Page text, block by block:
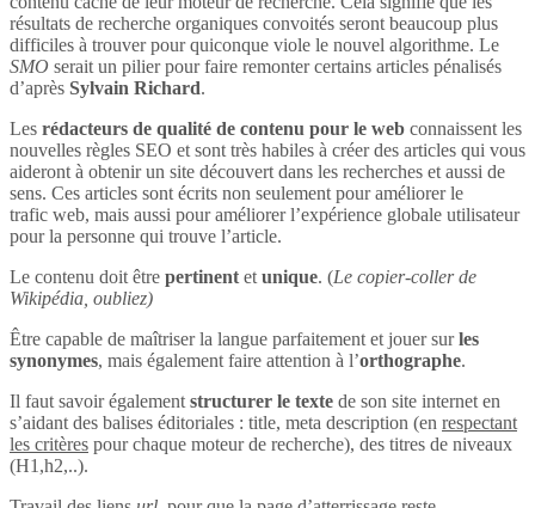
résultats de recherche organiques convoités seront beaucoup plus
difficiles à trouver pour quiconque viole le nouvel algorithme. Le
SMO serait un pilier pour faire remonter certains articles pénalisés
d’après Sylvain Richard.
Les rédacteurs de qualité de contenu pour le web connaissent les
nouvelles règles SEO et sont très habiles à créer des articles qui vous
aideront à obtenir un site découvert dans les recherches et aussi de
sens. Ces articles sont écrits non seulement pour améliorer le
trafic web, mais aussi pour améliorer l’expérience globale utilisateur
pour la personne qui trouve l’article.
Le contenu doit être pertinent et unique. (Le copier-coller de
Wikipédia, oubliez)
Être capable de maîtriser la langue parfaitement et jouer surles
synonymes, mais également faire attention à l’orthographe.
Il faut savoir également structurer le texte de son site internet en
s’aidant des balises éditoriales : title, meta description (en respectant
les critères pour chaque moteur de recherche), des titres de niveaux
(H1,h2,..).